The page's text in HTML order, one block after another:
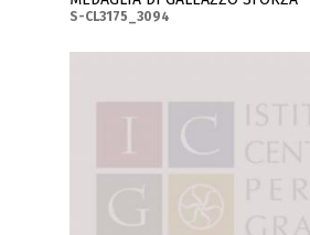
S-CL3175_3094